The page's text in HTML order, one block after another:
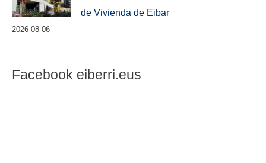
de Vivienda de Eibar
2026-08-06
Facebook eiberri.eus